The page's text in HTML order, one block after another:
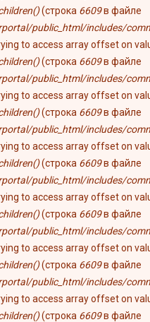
(строка 6609в файле
public_html/includes/
to access array offset on
(строка 6609в файле
public_html/includes/
to access array offset on
(строка 6609в файле
public_html/includes/
to access array offset on
(строка 6609в файле
public_html/includes/
to access array offset on
(строка 6609в файле
public_html/includes/
to access array offset on
(строка 6609в файле
public_html/includes/
to access array offset on
(строка 6609в файле